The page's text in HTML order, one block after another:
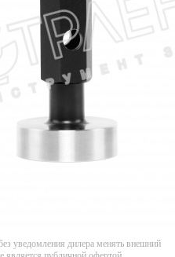
уведомления дилера менять внешний